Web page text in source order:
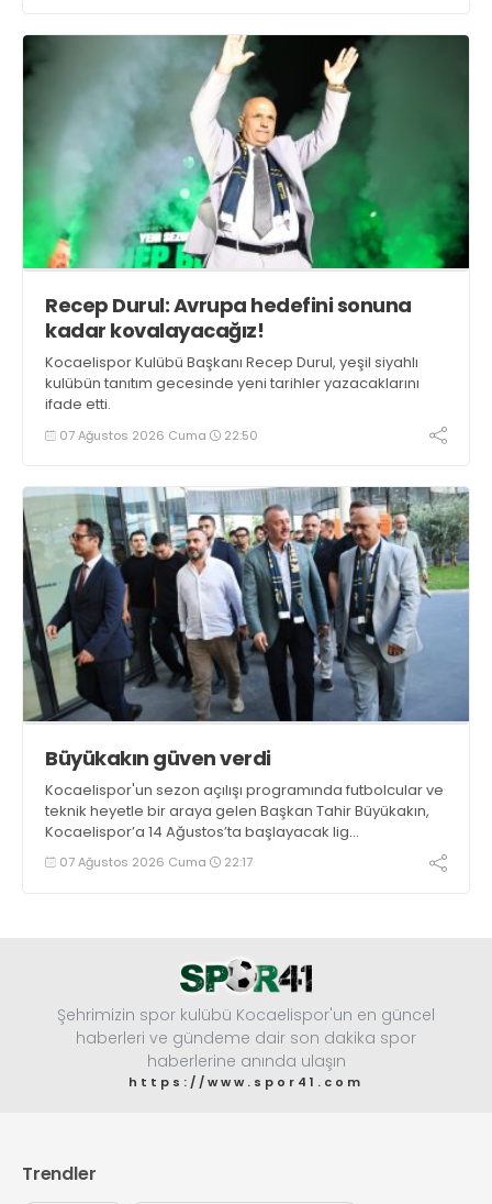
Recep Durul: Avrupa hedefini sonuna
kadar kovalayacağız!
Kocaelispor Kulübü Başkanı Recep Durul, yeşil siyahlı
kulübün tanıtım gecesinde yeni tarihler yazacaklarını
ifade etti.
07 Ağustos 2026 Cuma 22:50
Büyükakın güven verdi
Kocaelispor'un sezon açılışı programında futbolcular ve
teknik heyetle bir araya gelen Başkan Tahir Büyükakın,
Kocaelispor’a 14 Ağustos’ta başlayacak lig
maratonunda başarılar diledi ve “Yanınızdayım” dedi.
07 Ağustos 2026 Cuma 22:17
Şehrimizin spor kulübü Kocaelispor'un en güncel
haberleri ve gündeme dair son dakika spor
haberlerine anında ulaşın
https://www.spor41.com
Trendler